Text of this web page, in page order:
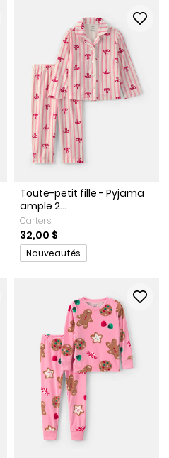
le fabricant
rabais
Toute-petit fille - Pyjama
ample 2...
Carter's
32,00 $
Promotions
Nouveautés